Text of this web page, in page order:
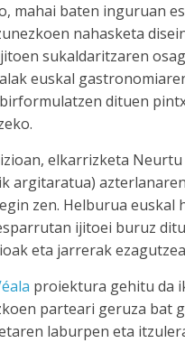
mahai baten inguruan
nahasketa
sukaldaritzaren
euskal
dituen
elkarrizketa Neurtu
argitaratua)
zen. Helburua euskal
ijitoei buruz
eta jarrerak
proiektura gehitu da
parteari geruza bat
laburpen eta